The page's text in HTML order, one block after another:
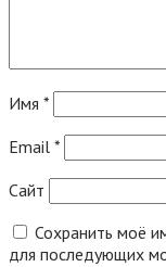
Имя *
Email *
Сайт
Сохранить моё
для последующих